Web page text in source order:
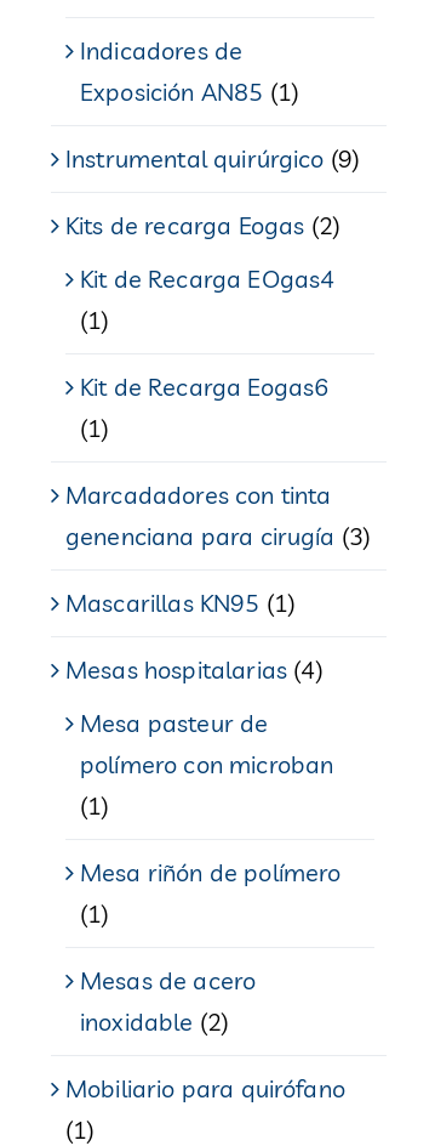
Indicadores de
Exposición AN85 (1)
Instrumental quirúrgico (9)
Kits de recarga Eogas (2)
Kit de Recarga EOgas4
(1)
Kit de Recarga Eogas6
(1)
Marcadadores con tinta
genenciana para cirugía (3)
Mascarillas KN95 (1)
Mesas hospitalarias (4)
Mesa pasteur de
polímero con microban
(1)
Mesa riñón de polímero
(1)
Mesas de acero
inoxidable (2)
Mobiliario para quirófano
(1)